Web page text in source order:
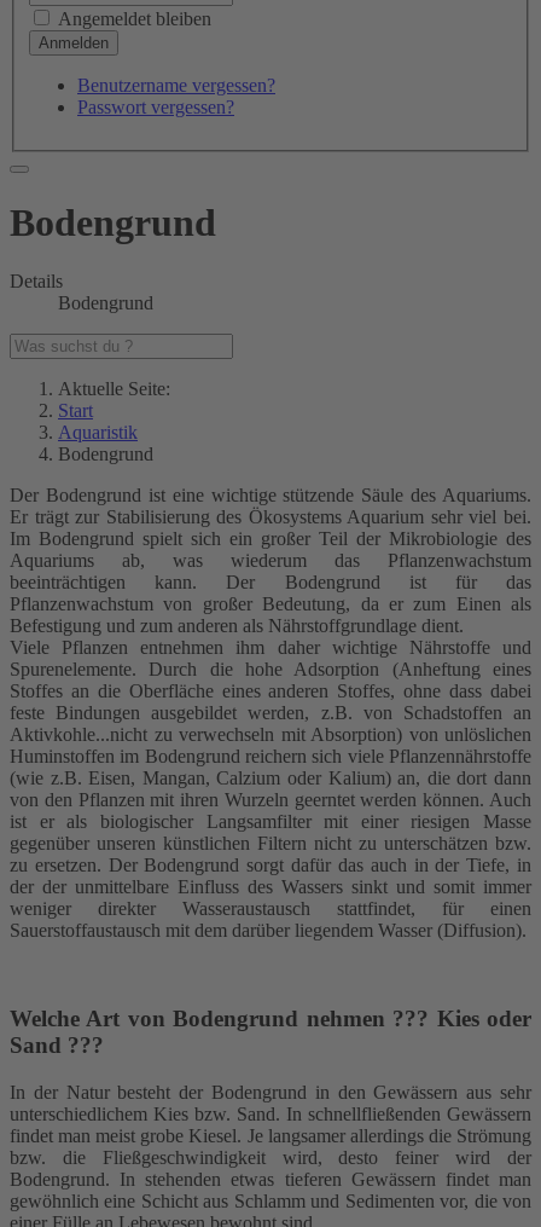
Angemeldet bleiben
Benutzername vergessen?
Passwort vergessen?
Bodengrund
Details
Bodengrund
Aktuelle Seite:
Start
Aquaristik
Bodengrund
Der Bodengrund ist eine wichtige stützende Säule des Aquariums.
Er trägt zur Stabilisierung des Ökosystems Aquarium sehr viel bei.
Im Bodengrund spielt sich ein großer Teil der Mikrobiologie des
Aquariums ab, was wiederum das Pflanzenwachstum
beeinträchtigen kann. Der Bodengrund ist für das
Pflanzenwachstum von großer Bedeutung, da er zum Einen als
Befestigung und zum anderen als Nährstoffgrundlage dient.
Viele Pflanzen entnehmen ihm daher wichtige Nährstoffe und
Spurenelemente. Durch die hohe Adsorption (Anheftung eines
Stoffes an die Oberfläche eines anderen Stoffes, ohne dass dabei
feste Bindungen ausgebildet werden, z.B. von Schadstoffen an
Aktivkohle...nicht zu verwechseln mit Absorption) von unlöslichen
Huminstoffen im Bodengrund reichern sich viele Pflanzennährstoffe
(wie z.B. Eisen, Mangan, Calzium oder Kalium) an, die dort dann
von den Pflanzen mit ihren Wurzeln geerntet werden können. Auch
ist er als biologischer Langsamfilter mit einer riesigen Masse
gegenüber unseren künstlichen Filtern nicht zu unterschätzen bzw.
zu ersetzen. Der Bodengrund sorgt dafür das auch in der Tiefe, in
der der unmittelbare Einfluss des Wassers sinkt und somit immer
weniger direkter Wasseraustausch stattfindet, für einen
Sauerstoffaustausch mit dem darüber liegendem Wasser (Diffusion).
Welche Art von Bodengrund nehmen ??? Kies oder
Sand ???
In der Natur besteht der Bodengrund in den Gewässern aus sehr
unterschiedlichem Kies bzw. Sand. In schnellfließenden Gewässern
findet man meist grobe Kiesel. Je langsamer allerdings die Strömung
bzw. die Fließgeschwindigkeit wird, desto feiner wird der
Bodengrund. In stehenden etwas tieferen Gewässern findet man
gewöhnlich eine Schicht aus Schlamm und Sedimenten vor, die von
einer Fülle an Lebewesen bewohnt sind.